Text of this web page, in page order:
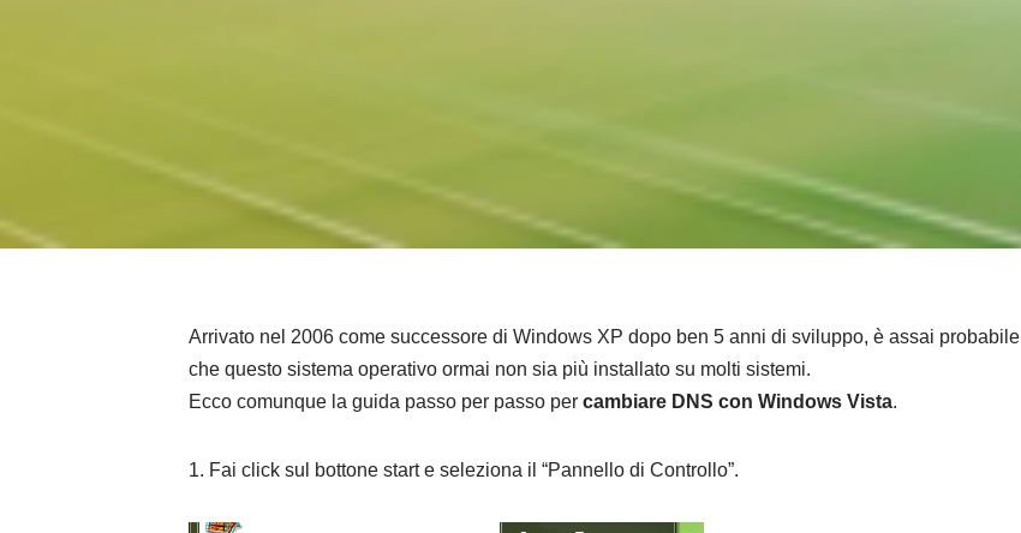
Arrivato nel 2006 come successore di Windows XP dopo ben 5 anni di sviluppo, è assai probabile
che questo sistema operativo ormai non sia più installato su molti sistemi.
Ecco comunque la guida passo per passo per cambiare DNS con Windows Vista.
1. Fai click sul bottone start e seleziona il “Pannello di Controllo”.